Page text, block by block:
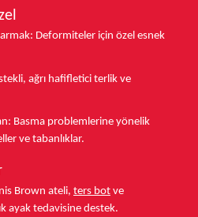
Deformiteler için özel esnek
ağrı hafifletici terlik ve
Basma problemlerine yönelik
ve tabanlıklar.
Brown ateli, ters bot ve
ayak tedavisine destek.